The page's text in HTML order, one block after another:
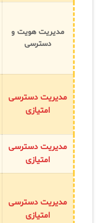
مدیریت هویت و
دسترسی
مدیریت دسترسی
امتیازی
مدیریت دسترسی
امتیازی
مدیریت دسترسی
امتیازی